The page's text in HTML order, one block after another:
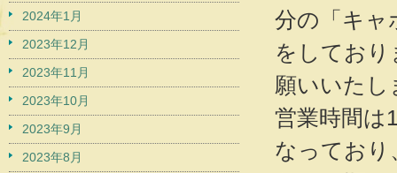
分の「キャ
をしてお
願いいたし
営業時間は
なっており
2024年1月
2023年12月
2023年11月
2023年10月
2023年9月
2023年8月